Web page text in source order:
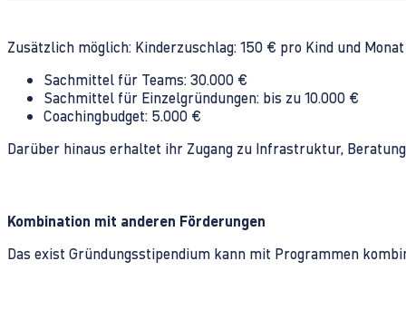
Zusätzlich möglich: Kinderzuschlag: 150 € pro Kind und
Sachmittel für Teams: 30.000 €
Sachmittel für Einzelgründungen: bis zu 10.000 €
Coachingbudget: 5.000 €
Darüber hinaus erhaltet ihr Zugang zu Infrastruktur,
Kombination mit anderen Förderungen
Das exist Gründungsstipendium kann mit Programmen